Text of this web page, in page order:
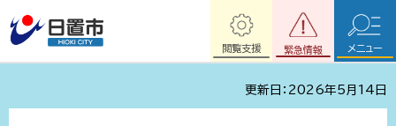
緊急情報
閲覧支援 メニュー
更新日：2026年5月14日